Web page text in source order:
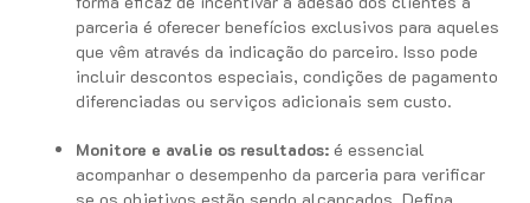
parceria é oferecer benefícios exclusivos para aqueles
que vêm através da indicação do parceiro. Isso pode
incluir descontos especiais, condições de pagamento
diferenciadas ou serviços adicionais sem custo.
Monitore e avalie os resultados: é essencial
acompanhar o desempenho da parceria para verificar